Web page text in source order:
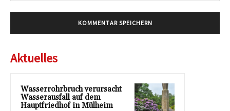
Aktuelles
Wasserrohrbruch verursacht
Wasserausfall auf dem
Hauptfriedhof in Mülheim